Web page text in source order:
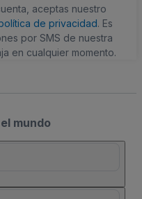
aceptas nuestro
de privacidad. Es
por SMS de nuestra
en cualquier momento.
mundo